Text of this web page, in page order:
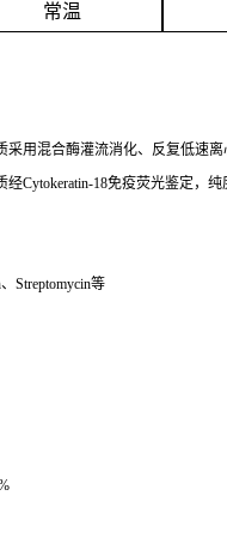
常温
采用混合酶灌流消化、反复低速
经Cytokeratin-18免疫荧光鉴定，
Streptomycin等